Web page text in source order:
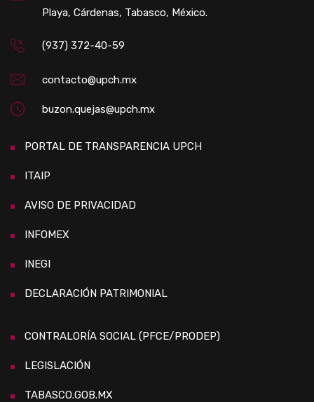
Playa, Cárdenas, Tabasco, México.
(937) 372-40-59
contacto@upch.mx
buzon.quejas@upch.mx
PORTAL DE TRANSPARENCIA UPCH
ITAIP
AVISO DE PRIVACIDAD
INFOMEX
INEGI
DECLARACIÓN PATRIMONIAL
CONTRALORÍA SOCIAL (PFCE/PRODEP)
LEGISLACIÓN
TABASCO.GOB.MX